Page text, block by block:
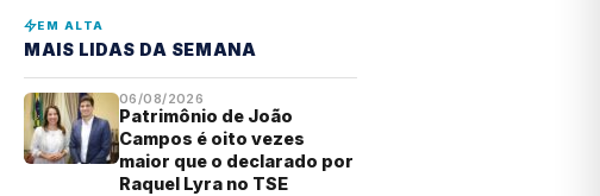
EM ALTA
MAIS LIDAS DA SEMANA
06/08/2026
Patrimônio de João
Campos é oito vezes
maior que o declarado por
Raquel Lyra no TSE